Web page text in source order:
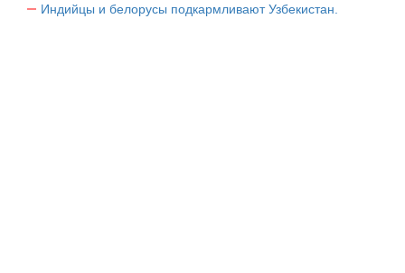
Индийцы и белорусы подкармливают Узбекистан.